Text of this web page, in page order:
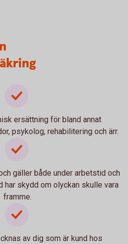
ersättning för bland annat
psykolog, rehabilitering och ärr.
gäller både under arbetstid och
har skydd om olyckan skulle vara
framme.
av dig som är kund hos